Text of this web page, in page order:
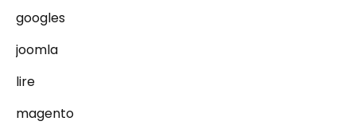
googles
joomla
lire
magento